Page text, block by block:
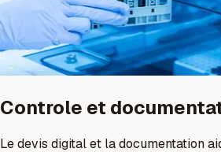
Controle et
Le devis digital et la documentation